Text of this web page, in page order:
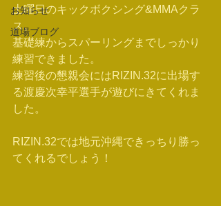
お知らせ
道場ブログ
土曜日のキックボクシング&MMAクラ
ス。
基礎練からスパーリングまでしっかり
練習できました。
練習後の懇親会にはRIZIN.32に出場す
る渡慶次幸平選手が遊びにきてくれま
した。
RIZIN.32では地元沖縄できっちり勝っ
てくれるでしょう！